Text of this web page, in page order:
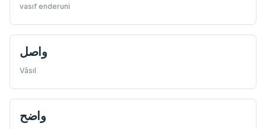
vasıf enderuni
واصل
Vâsıl
واضح